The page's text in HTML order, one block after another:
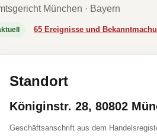
München · Bayern
65 Ereignisse und
Standort
Königinstr. 28, 80802
Geschäftsanschrift aus dem